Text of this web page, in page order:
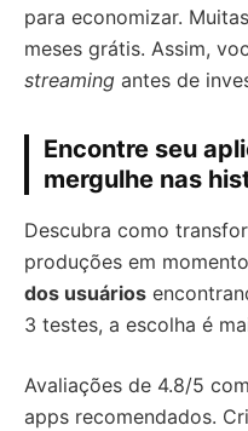
para economizar. Muitas
meses grátis. Assim,
streaming antes de
Encontre seu
mergulhe nas
Descubra como
produções em
dos usuários
3 testes, a escolha é
Avaliações de 4.8/5
apps recomendados.